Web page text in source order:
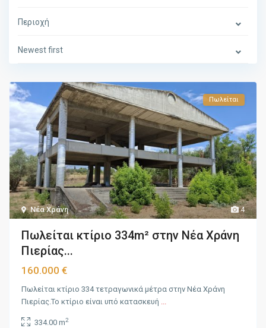
Περιοχή
Newest first
4
Νέα Χράνη
Πωλείται
Πωλείται κτίριο 334m² στην Νέα Χράνη
Πιερίας...
160.000 €
Πωλείται κτίριο 334 τετραγωνικά μέτρα στην Νέα Χράνη
Πιερίας.Το κτίριο είναι υπό κατασκευή ...
334.00 m2